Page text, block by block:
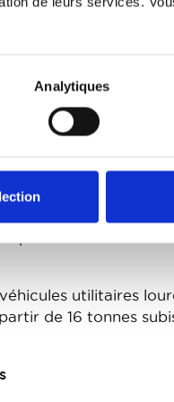
Analytiques
de clôturer le
de +11,2% par
tonnes et à partir de
utilitaires
de 16 tonnes